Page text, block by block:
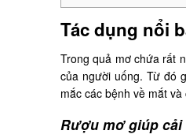
Tác dụng nổi
Trong quả mơ chứa rất
của người uống. Từ đó
mắc các bệnh về mắt
Rượu mơ giúp